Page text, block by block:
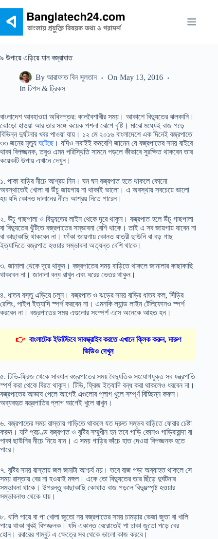
content
৯ উপায়ে এড়িয়ে যান বজ্রাঘাত
By আরাফাত বিন সুলতান On May 13, 2016
In টিপস & ট্রিকস
বাংলাদেশ আবহাওয়া অধিদপ্তর: কালবৈশাখীর সময়। আকাশে বিদ্যুতের ঝলকানি।
ঝোড়ো হাওয়া আর তার সঙ্গে কয়েক পশলা ঝেপে বৃষ্টি। মাঝে মধ্যেই বাজ পড়ে
বিভিন্ন দুর্ঘটনার খবর পাওয়া যায়। ১২ মে ২০১৬ বাংলাদেশে এক দিনেই বজ্রপাতে
৩৩ জনের মৃত্যু ঘটেছে। যদিও সবাইই কমবেশি জানেন যে বজ্রপাতের সময় বাইরে
থাকা বিপজ্জনক, তবুও এমন পরিস্থিতি সামনে পড়লে কীভাবে সুরক্ষিত থাকবেন তার
কয়েকটি উপায় এখানে দেখুন।
১. পাকা বাড়ির নীচে আশ্রয় নিন। ঘন ঘন বজ্রপাত হতে থাকলে কোনো
অবস্থাতেই খোলা বা উঁচু জায়গায় না থাকাই ভালো। এ অবস্থায় সবচেয়ে ভালো
হয় যদি কোনও দালানের নীচে আশ্রয় নিতে পারেন।
২. উঁচু গাছপালা ও বিদ্যুতের লাইন থেকে দূরে থাকুন। বজ্রপাত হলে উঁচু গাছপালা
বা বিদ্যুতের খুঁটিতে বজ্রপাতের সম্ভাবনা বেশি থাকে। তাই এ সব জায়গায় যাবেন না
বা কাছাকাছি থাকবেন না। ফাঁকা জায়গায় কোনও যাত্রী ছাউনি বা বড় গাছ
ইত্যাদিতে বজ্রপাত হওয়ার সম্ভাবনা অত্যন্ত বেশি থাকে।
৩. জানালা থেকে দূরে থাকুন। বজ্রপাতের সময় বাড়িতে থাকলে জানালার কাছাকাছি
থাকবেন না। জানালা বন্ধ রাখুন এবং ঘরের ভেতর থাকুন।
৪. ধাতব বস্তু এড়িয়ে চলুন। বজ্রপাত ও ঝড়ের সময় বাড়ির ধাতব কল, সিঁড়ির
রেলিং, পাইপ ইত্যাদি স্পর্শ করবেন না। এমনকি ল্যান্ড লাইন টেলিফোনও স্পর্শ
করবেন না। বজ্রপাতের সময় এগুলোর সংস্পর্শ এসে অনেকে আহত হন।
👉 বাংলাটেক ইউটিউবে সাবস্ক্রাইব করতে এখানে ক্লিক করুন, দারুণ
ভিডিও দেখুন
৫. টিভি-ফ্রিজ থেকে সাবধান বজ্রপাতের সময় বৈদ্যুতিক সংযোগযুক্ত সব যন্ত্রপাতি
স্পর্শ করা থেকে বিরত থাকুন। টিভি, ফ্রিজ ইত্যাদি বন্ধ করা থাকলেও ধরবেন না।
বজ্রপাতের আভাষ পেলে আগেই এগুলোর প্লাগ খুলে সম্পূর্ণ বিচ্ছিন্ন করুন।
অব্যবহৃত যন্ত্রপাতির প্লাগ আগেই খুলে রাখুন।
৬. বজ্রপাতের সময় রাস্তায় গাড়িতে থাকলে যত দ্রুত সম্ভব বাড়িতে ফেরার চেষ্টা
করুন। যদি প্রচণ্ড বজ্রপাত ও বৃষ্টির সম্মুখীন হন তবে গাড়ি কোনও গাড়িবারান্দা বা
পাকা ছাউনির নীচে নিয়ে যান। এ সময় গাড়ির কাঁচে হাত দেওয়া বিপজ্জনক হতে
পারে।
৭. বৃষ্টির সময় রাস্তায় জল জমাটা আশ্চর্য নয়। তবে বাজ পড়া অব্যাহত থাকলে সে
সময় রাস্তায় বের না হওয়াই মঙ্গল। একে তো বিদ্যুতের তার ছিঁড়ে দুর্ঘটনার
সম্ভাবনা থাকে। উপরন্তু কাছাকাছি কোথাও বাজ পড়লে বিদ্যুত্‍স্পৃষ্ট হওয়ার
সম্ভাবনাও থেকে যায়।
৮. খালি পায়ে বা পা খোলা জুতো নয় বজ্রপাতের সময় চামড়ার ভেজা জুতা বা খালি
পায়ে থাকা খুবই বিপজ্জনক। যদি একান্ত বেরোতেই পা ঢাকা জুতো পড়ে বের
হোন। রবারের গাম্বুট এ ক্ষেত্রে সব থেকে ভালো কাজ করবে।